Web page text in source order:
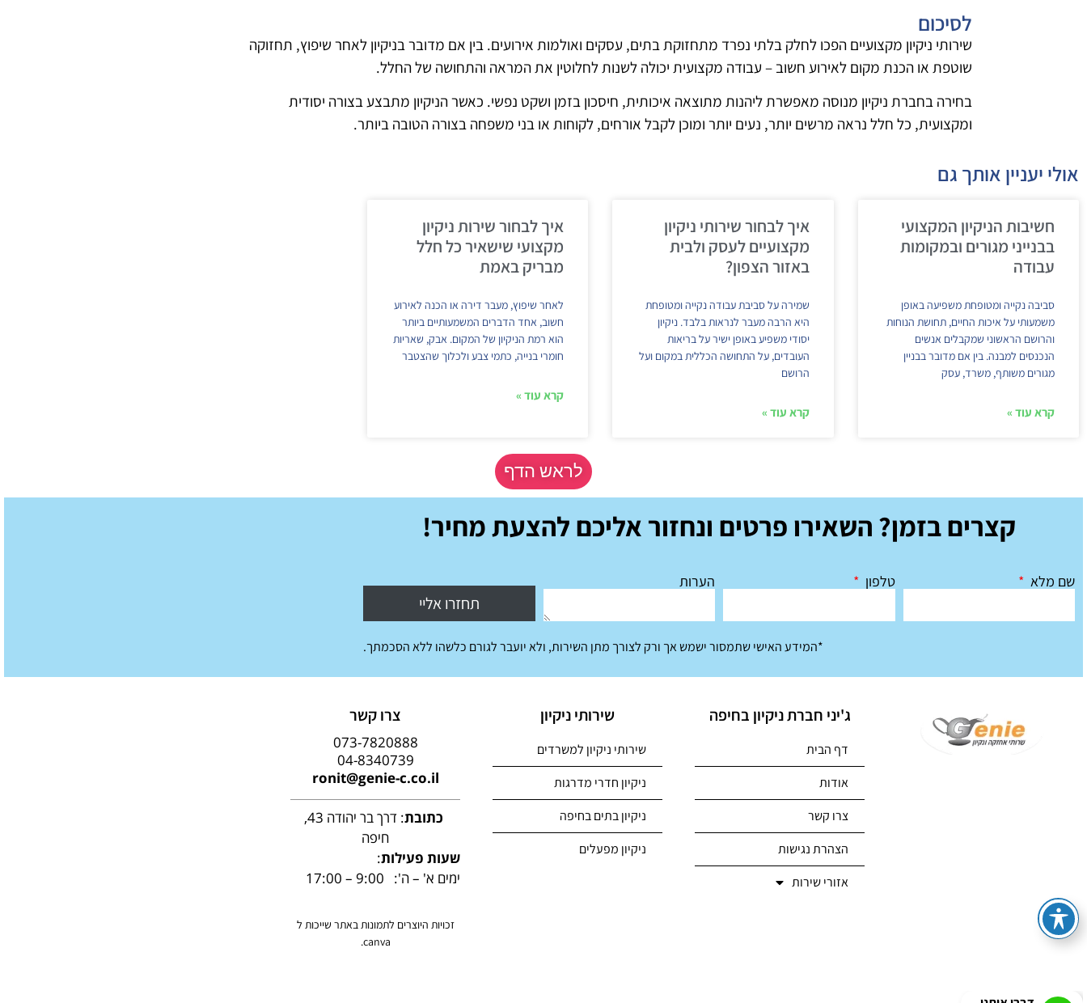
לסיכום
שירותי ניקיון מקצועיים הפכו לחלק בלתי נפרד מתחזוקת בתים, עסקים ואולמות אירועים. בין אם מדובר בניקיון לאחר שיפוץ, תחזוקה
שוטפת או הכנת מקום לאירוע חשוב – עבודה מקצועית יכולה לשנות לחלוטין את המראה והתחושה של החלל.
בחירה בחברת ניקיון מנוסה מאפשרת ליהנות מתוצאה איכותית, חיסכון בזמן ושקט נפשי. כאשר הניקיון מתבצע בצורה יסודית
ומקצועית, כל חלל נראה מרשים יותר, נעים יותר ומוכן לקבל אורחים, לקוחות או בני משפחה בצורה הטובה ביותר.
אולי יעניין אותך גם
חשיבות הניקיון המקצועי
בבנייני מגורים ובמקומות
עבודה
סביבה נקייה ומטופחת משפיעה באופן
משמעותי על איכות החיים, תחושת הנוחות
והרושם הראשוני שמקבלים אנשים
הנכנסים למבנה. בין אם מדובר בבניין
מגורים משותף, משרד, עסק
קרא עוד »
איך לבחור שירותי ניקיון
מקצועיים לעסק ולבית
באזור הצפון?
שמירה על סביבת עבודה נקייה ומטופחת
היא הרבה מעבר לנראות בלבד. ניקיון
יסודי משפיע באופן ישיר על בריאות
העובדים, על התחושה הכללית במקום ועל
הרושם
קרא עוד »
איך לבחור שירות ניקיון
מקצועי שישאיר כל חלל
מבריק באמת
לאחר שיפוץ, מעבר דירה או הכנה לאירוע
חשוב, אחד הדברים המשמעותיים ביותר
הוא רמת הניקיון של המקום. אבק, שאריות
חומרי בנייה, כתמי צבע ולכלוך שהצטבר
קרא עוד »
לראש הדף
קצרים בזמן? השאירו פרטים ונחזור אליכם להצעת מחיר!
שם מלא טלפון הערות
תחזרו אליי
*המידע האישי שתמסור ישמש אך ורק לצורך מתן השירות, ולא יועבר לגורם כלשהו ללא הסכמתך.
ג'יני חברת ניקיון בחיפה
דף הבית
אודות
צרו קשר
הצהרת נגישות
אזורי שירות
שירותי ניקיון
שירותי ניקיון למשרדים
ניקיון חדרי מדרגות
ניקיון בתים בחיפה
ניקיון מפעלים
צרו קשר
073-7820888
04-8340739
ronit@genie-c.co.il
כתובת
: דרך בר יהודה 43,
חיפה
שעות פעילות:
ימים א' – ה': 9:00 – 17:00
זכויות היוצרים לתמונות באתר שייכות ל
canva.